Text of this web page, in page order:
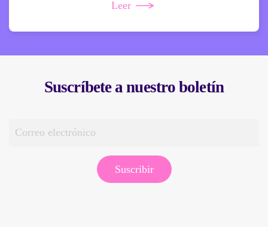
Leer
Suscríbete a nuestro boletín
Suscribir